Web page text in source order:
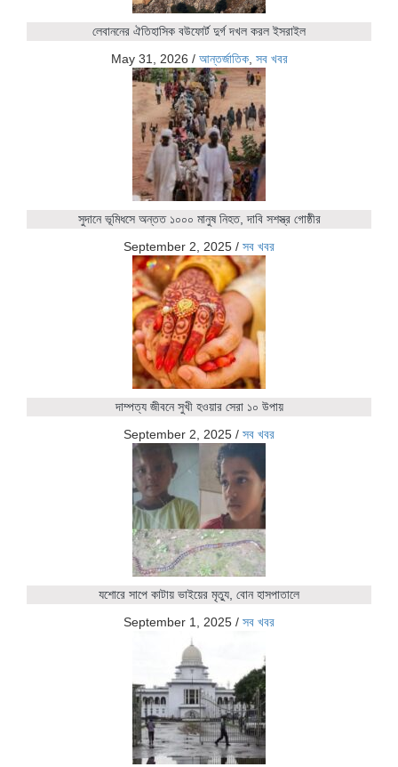
লেবাননের ঐতিহাসিক বউফোর্ট দুর্গ দখল করল ইসরাইল
May 31, 2026 / আন্তর্জাতিক, সব খবর
সুদানে ভূমিধসে অন্তত ১০০০ মানুষ নিহত, দাবি সশস্ত্র গোষ্ঠীর
September 2, 2025 / সব খবর
দাম্পত্য জীবনে সুখী হওয়ার সেরা ১০ উপায়
September 2, 2025 / সব খবর
যশোরে সাপে কাটায় ভাইয়ের মৃত্যু, বোন হাসপাতালে
September 1, 2025 / সব খবর